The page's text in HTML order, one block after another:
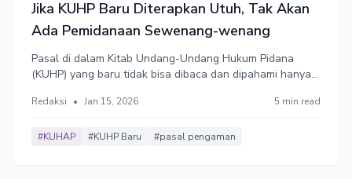
Jika KUHP Baru Diterapkan Utuh, Tak Akan
Ada Pemidanaan Sewenang-wenang
Pasal di dalam Kitab Undang-Undang Hukum Pidana
(KUHP) yang baru tidak bisa dibaca dan dipahami hanya
pengaman dalam KUHP baru yang memastikan hanya
jahatlah yang bisa dijerat.
Redaksi • Jan 15, 2026 5 min read
#KUHAP #KUHP Baru #pasal pengaman